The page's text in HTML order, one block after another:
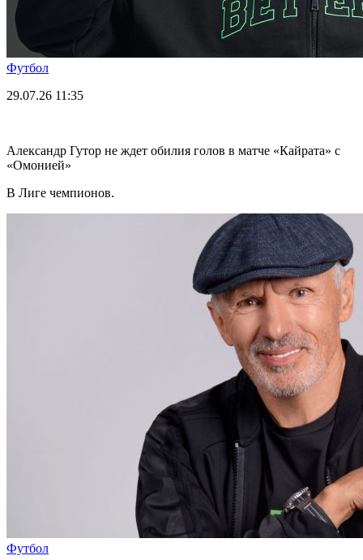
Футбол
29.07.26 11:35
Александр Гутор не ждет обилия голов в матче «Кайрата» с
«Омонией»
В Лиге чемпионов.
Футбол